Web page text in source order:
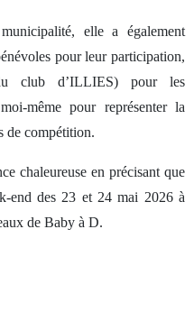
elle a également
pour leur participation,
club d’ILLIES) pour les
même pour représenter la
de compétition.
chaleureuse en précisant que
end des 23 et 24 mai 2026 à
de Baby à D.